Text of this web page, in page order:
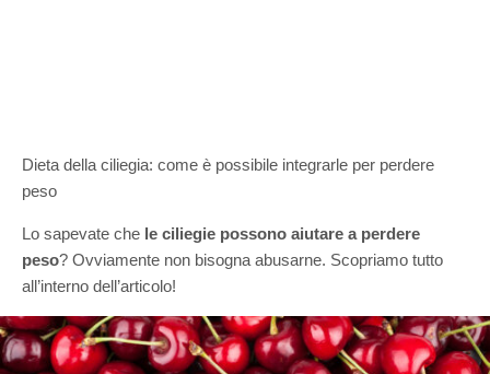
Dieta della ciliegia: come è possibile integrarle per perdere
peso
Lo sapevate che le ciliegie possono aiutare a perdere
peso? Ovviamente non bisogna abusarne. Scopriamo tutto
all’interno dell’articolo!